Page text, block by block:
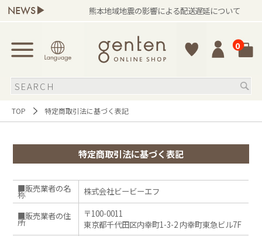
NEWS▶
） 熊本地域地震の影響による配送遅延について
0
TOP 特定商取引法に基づく表記
特定商取引法に基づく表記
■販売業者の名
称 株式会社ビービーエフ
■販売業者の住
所
〒100-0011
東京都千代田区内幸町1-3-2 内幸町東急ビル7F